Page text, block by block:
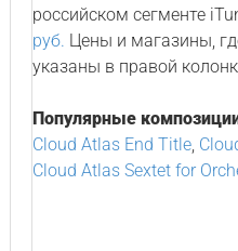
российском сегменте
руб. Цены и магазины,
указаны в правой
Популярные
Cloud Atlas End Title,
Cloud Atlas Sextet for